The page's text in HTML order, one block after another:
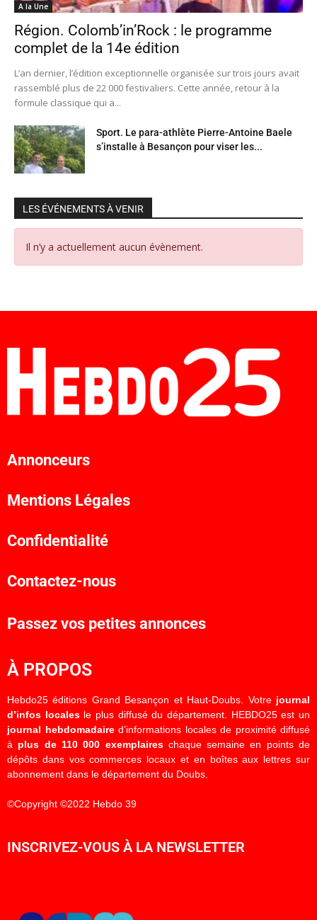
A la Une
Région. Colomb’in’Rock : le programme
complet de la 14e édition
L’an dernier, l’édition exceptionnelle organisée sur trois jours avait
rassemblé plus de 22 000 festivaliers. Cette année, retour à la
formule classique qui a...
Sport. Le para-athlète Pierre-Antoine Baele
s’installe à Besançon pour viser les...
LES ÉVÉNEMENTS À VENIR
Il n’y a actuellement aucun évènement.
Annonceurs
Mentions Légales
Confidentialité
Contactez-nous
Passez vos petites annonces
À PROPOS
Hebdo25 éditions Grand Besançon et Haut-Doubs. Votre journal
d’infos localesle plus diffusé du département. HEBDO25 est un
journal hebdomadaired’informations locales de proximité diffusé
à plus de 110 000 exemplaireschaque semaine en points de
dépôts dans vos commerces locaux et en boîtes aux lettres sur
abonnement dans le département du Doubs.
©Copyright ©2022 Hebdo 39
INSCRIVEZ-VOUS À LA NEWSLETTER